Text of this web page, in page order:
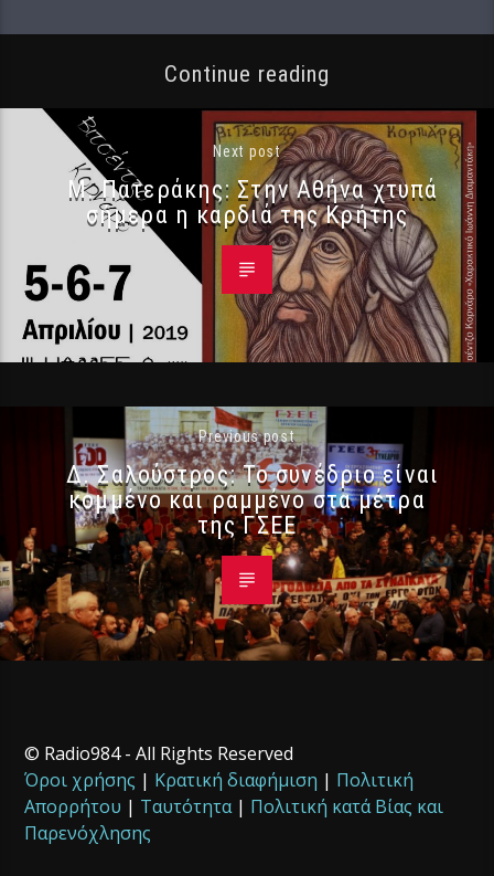
Continue reading
Next post
Μ. Πατεράκης: Στην Αθήνα χτυπά
σήμερα η καρδιά της Κρήτης
Previous post
Δ. Σαλούστρος: Το συνέδριο είναι
κομμένο και ραμμένο στα μέτρα
της ΓΣΕΕ
© Radio984 - All Rights Reserved
Όροι χρήσης | Κρατική διαφήμιση | Πολιτική
Απορρήτου | Ταυτότητα| Πολιτική κατά Βίας και
Παρενόχλησης